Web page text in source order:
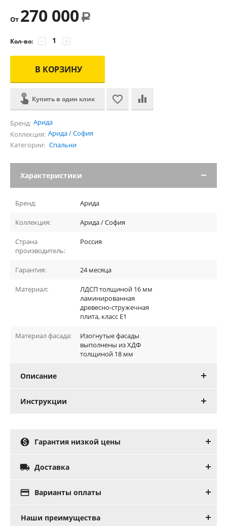
От 270 000 Р
Кол-во: +
−
В КОРЗИНУ
Купить в один клик
Бренд: Арида
Коллекция: Арида / София
Категории: Спальни
Характеристики
Бренд: Арида
Коллекция: Арида / София
Страна
производитель:
Россия
Гарантия: 24 месяца
Материал:
ЛДСП толщиной 16 мм
ламинированная
древесно-стружечная
плита, класс E1
Материал фасада:
Изогнутые фасады
выполнены из ХДФ
толщиной 18 мм
Описание
Инструкции
 Гарантия низкой цены
 Доставка
 Варианты оплаты
Наши преимущества